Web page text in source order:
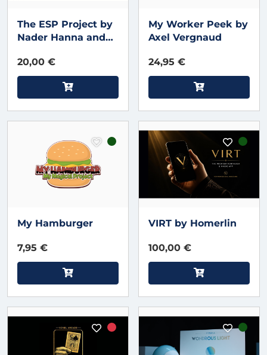
The ESP Project by
Nader Hanna and
20,00 €
My Worker Peek by
Axel Vergnaud
24,95 €
My Hamburger
7,95 €
VIRT by Homerlin
100,00 €